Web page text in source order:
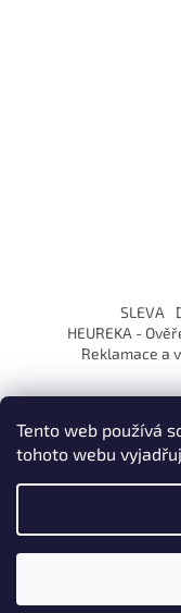
Tento web používá
tohoto webu
í
SLEVA
HEUREKA -
Reklamace a